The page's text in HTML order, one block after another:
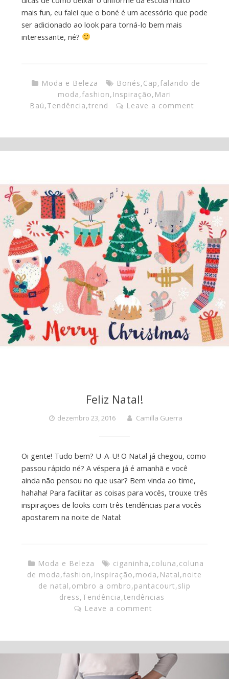
mais fun, eu falei que o boné é um acessório que pode
ser adicionado ao look para torná-lo bem mais
interessante, né?
Moda e Beleza Bonés,Cap,falando de
moda,fashion, Inspiração, Mari
Baú,Tendência,trend Leave a comment
Feliz Natal!
dezembro 23, 2016 Camilla Guerra
Oi gente! Tudo bem? U-A-U! O Natal já chegou, como
passou rápido né? A véspera já é amanhã e você
ainda não pensou no que usar? Bem vinda ao time,
hahaha! Para facilitar as coisas para vocês, trouxe três
inspirações de looks com três tendências para vocês
apostarem na noite de Natal:
Moda e Beleza ciganinha,coluna,coluna
de moda,fashion, Inspiração,moda, Natal,noite
de natal,ombro a ombro,pantacourt,slip
dress,Tendência,tendências
Leave a comment